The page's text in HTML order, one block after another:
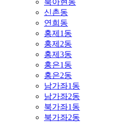
신촌동
연희동
홍제1동
홍제2동
홍제3동
홍은1동
홍은2동
남가좌1동
남가좌2동
북가좌1동
북가좌2동